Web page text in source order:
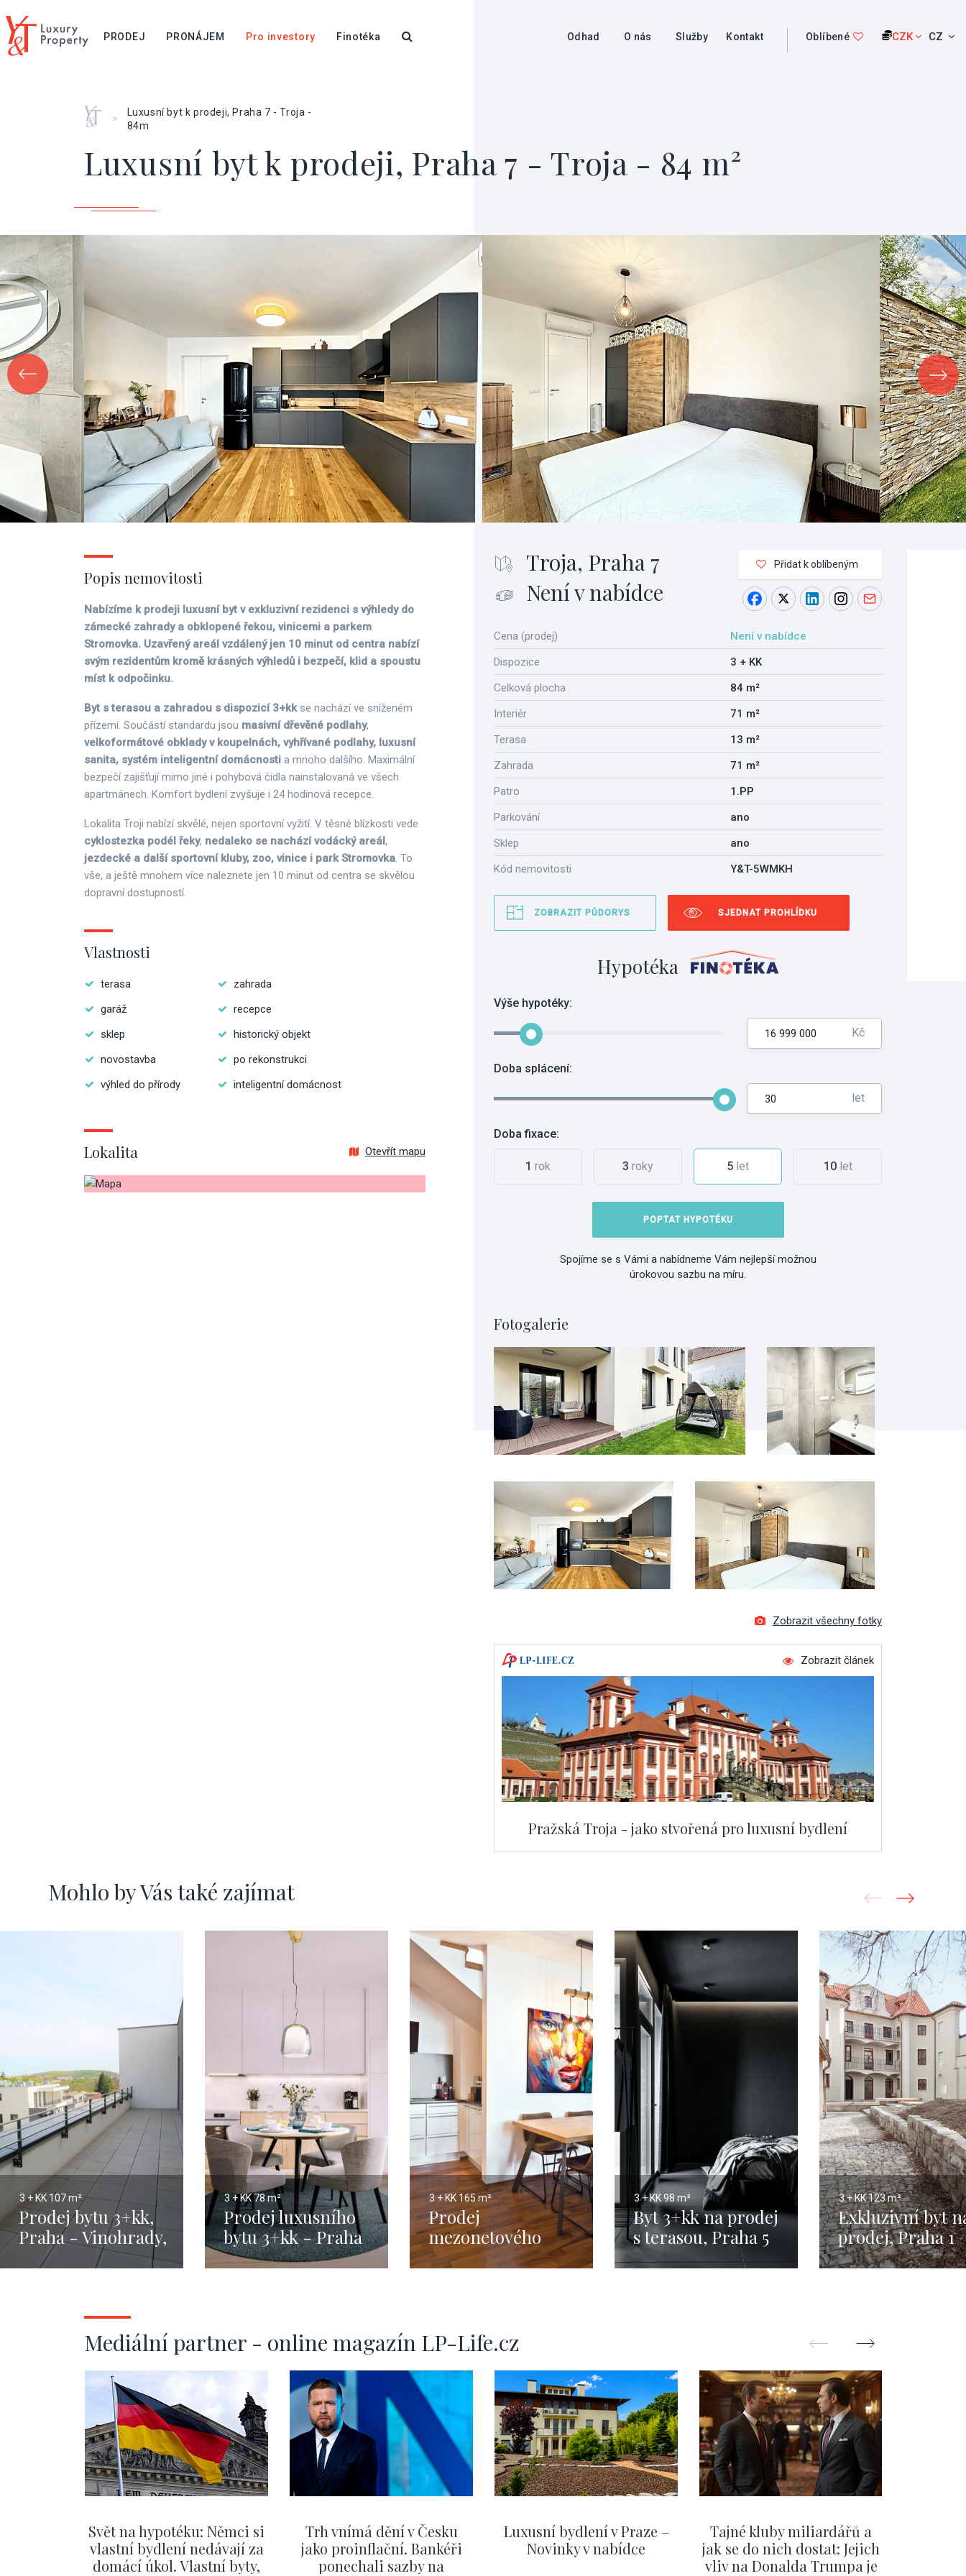
PRODEJ PRONÁJEM Pro investory Finotéka Odhad O nás Služby Kontakt Oblíbené CZK CZ
Home
>
Luxusní byt k prodeji, Praha 7 - Troja -
84m
Luxusní byt k prodeji, Praha 7 - Troja - 84 m²
Troja, Praha 7
Není v nabídce
Přidat k oblíbeným
Cena (prodej)
Není v nabídce
Dispozice
3 + KK
Celková plocha
84 m²
Interiér
71 m²
Terasa
13 m²
Zahrada
71 m²
Patro
1.PP
Parkování
ano
Sklep
ano
Kód nemovitosti
Y&T-5WMKH
ZOBRAZIT PŮDORYS SJEDNAT PROHLÍDKU
Hypotéka
Výše hypotéky:
Kč
Doba splácení:
let
Doba fixace:
1 rok 3 roky 5 let 10let
POPTAT HYPOTÉKU
Spojíme se s Vámi a nabídneme Vám nejlepší možnou
úrokovou sazbu na míru.
Fotogalerie
Zobrazit všechny fotky
Zobrazit článek
Pražská Troja - jako stvořená pro luxusní bydlení
Popis nemovitosti
Nabízíme k prodeji luxusní byt v exkluzivní rezidenci s výhledy do
zámecké zahrady a obklopené řekou, vinicemi a parkem
Stromovka. Uzavřený areál vzdálený jen 10 minut od centra nabízí
svým rezidentům kromě krásných výhledů i bezpečí, klid a spoustu
míst k odpočinku.
Byt s terasou a zahradou s dispozicí 3+kk se nachází ve sníženém
přízemí. Součástí standardu jsou masivní dřevěné podlahy,
velkoformátové obklady v koupelnách, vyhřívané podlahy, luxusní
sanita, systém inteligentní domácnosti a mnoho dalšího. Maximální
bezpečí zajišťují mimo jiné i pohybová čidla nainstalovaná ve všech
apartmánech. Komfort bydlení zvyšuje i 24 hodinová recepce.
Lokalita Troji nabízí skvělé, nejen sportovní vyžití. V těsné blízkosti vede
cyklostezka podél řeky, nedaleko se nachází vodácký areál,
jezdecké a další sportovní kluby, zoo, vinice i park Stromovka. To
vše, a ještě mnohem více naleznete jen 10 minut od centra se skvělou
dopravní dostupností.
Vlastnosti
terasa
zahrada
garáž
recepce
sklep
historický objekt
novostavba
po rekonstrukci
výhled do přírody
inteligentní domácnost
Lokalita Otevřít mapu
Mohlo by Vás také zajímat
3 + KK 107 m²
Prodej bytu 3+kk,
Praha - Vinohrady,
107m
3 + KK 78 m²
Prodej luxusního
bytu 3+kk - Praha
4, 78m
3 + KK 165 m²
Prodej
mezonetového
bytu s terasou,
3 + KK98 m²
Byt 3+kk na prodej
s terasou, Praha 5
- 98m
3 + KK123 m²
Exkluzivní byt
prodej, Praha 1
Malá Strana -
Mediální partner - online magazín LP-Life.cz
Svět na hypotéku: Němci si
vlastní bydlení nedávají za
domácí úkol. Vlastní byty,
Trh vnímá dění v Česku
jako proinflační. Bankéři
ponechali sazby na
Luxusní bydlení v Praze –
Novinky v nabídce
Tajné kluby miliardářů a
jak se do nich dostat: Jejich
vliv na Donalda Trumpa je